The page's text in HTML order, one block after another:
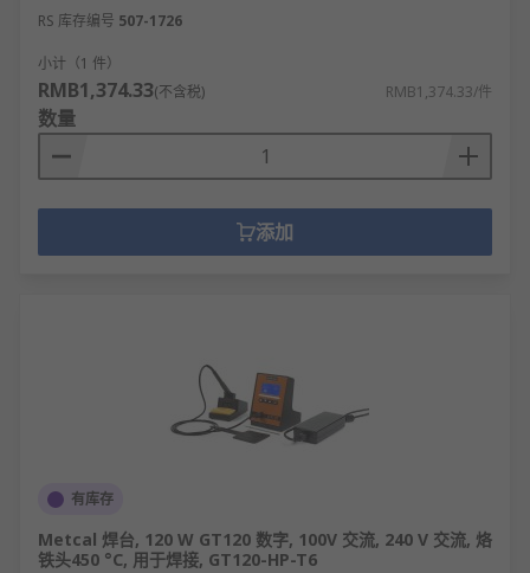
RS 库存编号 507-1726
小计（1 件）
RMB1,374.33(不含税) RMB1,374.33/件
数量
添加
有库存
Metcal 焊台, 120 W GT120 数字, 100V 交流, 240 V 交流, 烙
铁头450 °C, 用于焊接, GT120-HP-T6